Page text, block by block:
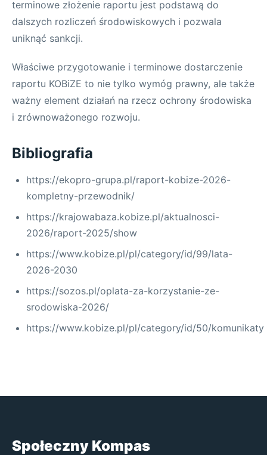
terminowe złożenie raportu jest podstawą do
dalszych rozliczeń środowiskowych i pozwala
uniknąć sankcji.
Właściwe przygotowanie i terminowe dostarczenie
raportu KOBiZE to nie tylko wymóg prawny, ale także
ważny element działań na rzecz ochrony środowiska
i zrównoważonego rozwoju.
Bibliografia
https://ekopro-grupa.pl/raport-kobize-2026-
kompletny-przewodnik/
https://krajowabaza.kobize.pl/aktualnosci-
2026/raport-2025/show
https://www.kobize.pl/pl/category/id/99/lata-
2026-2030
https://sozos.pl/oplata-za-korzystanie-ze-
srodowiska-2026/
https://www.kobize.pl/pl/category/id/50/komunikaty
Społeczny Kompas